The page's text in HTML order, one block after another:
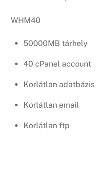
WHM40
50000MB tárhely
40 cPanel account
Korlátlan adatbázis
Korlátlan email
Korlátlan ftp